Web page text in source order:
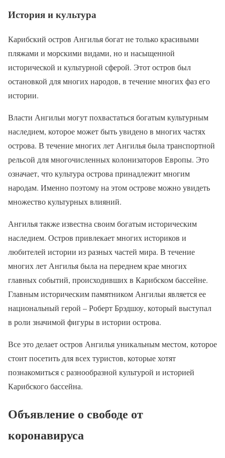
История и культура
Карибский остров Ангилья богат не только красивыми
пляжами и морскими видами, но и насыщенной
исторической и культурной сферой. Этот остров был
остановкой для многих народов, в течение многих фаз его
истории.
Власти Ангильи могут похвастаться богатым культурным
наследием, которое может быть увидено в многих частях
острова. В течение многих лет Ангилья была транспортной
рельсой для многочисленных колонизаторов Европы. Это
означает, что культура острова принадлежит многим
народам. Именно поэтому на этом острове можно увидеть
множество культурных влияний.
Ангилья также известна своим богатым историческим
наследием. Остров привлекает многих историков и
любителей истории из разных частей мира. В течение
многих лет Ангилья была на переднем крае многих
главных событий, происходивших в Карибском бассейне.
Главным историческим памятником Ангильи является ее
национальный герой – Роберт Брэдшоу, который выступал
в роли значимой фигуры в истории острова.
Все это делает остров Ангилья уникальным местом, которое
стоит посетить для всех туристов, которые хотят
познакомиться с разнообразной культурой и историей
Карибского бассейна.
Объявление о свободе от
коронавируса